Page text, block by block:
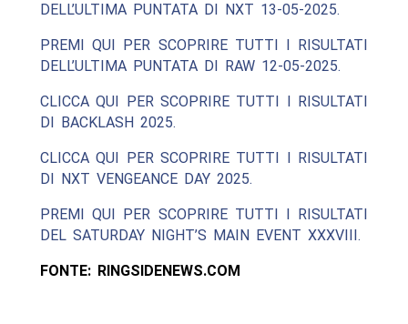
DELL’ULTIMA PUNTATA DI NXT 13-05-2025.
PREMI QUI PER SCOPRIRE TUTTI I RISULTATI
DELL’ULTIMA PUNTATA DI RAW 12-05-2025.
CLICCA QUI PER SCOPRIRE TUTTI I RISULTATI
DI BACKLASH 2025.
CLICCA QUI PER SCOPRIRE TUTTI I RISULTATI
DI NXT VENGEANCE DAY 2025.
PREMI QUI PER SCOPRIRE TUTTI I RISULTATI
DEL SATURDAY NIGHT’S MAIN EVENT XXXVIII.
FONTE: RINGSIDENEWS.COM